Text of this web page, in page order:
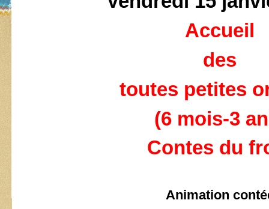
Accueil
des
toutes petites
(6 mois-3
Contes du
Animation